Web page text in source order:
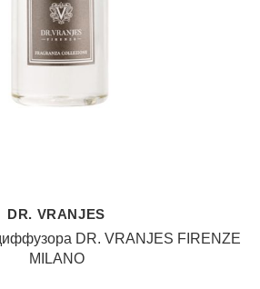
DR. VRANJES
DR. VRANJES FIRENZE
MILANO